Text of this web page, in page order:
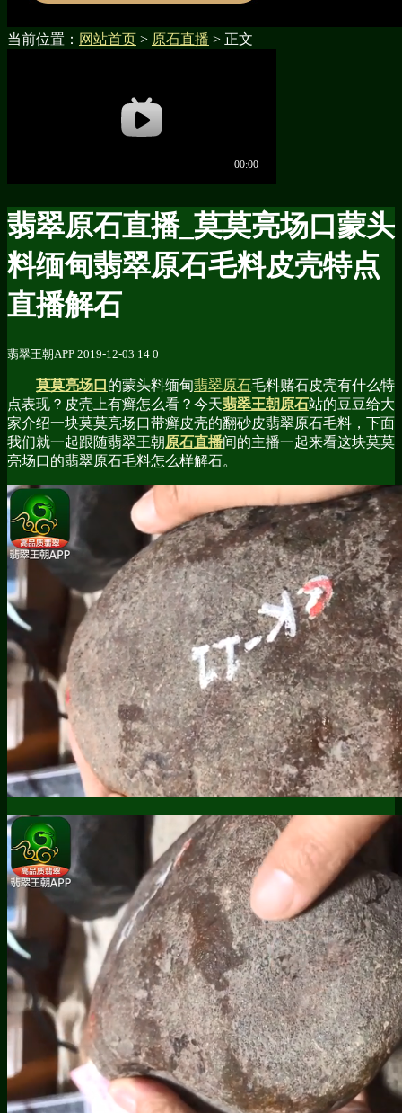
当前位置： 网站首页 > 原石直播 > 正文
翡翠原石直播_莫莫亮场口蒙头
料缅甸翡翠原石毛料皮壳特点
直播解石
翡翠王朝APP 2019-12-03 14 0
莫莫亮场口 的蒙头料缅甸翡翠原石毛料赌石皮壳有什么特
点表现？皮壳上有癣怎么看？今天翡翠王朝原石站的豆豆给大
家介绍一块莫莫亮场口带癣皮壳的翻砂皮翡翠原石毛料，下面
我们就一起跟随翡翠王朝原石直播间的主播一起来看这块莫莫
亮场口的翡翠原石毛料怎么样解石。